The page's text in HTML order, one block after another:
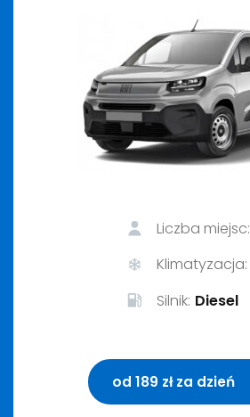
Liczba miejsc:
Klimatyzacja:
Silnik: Diesel
od 189 zł za dzień